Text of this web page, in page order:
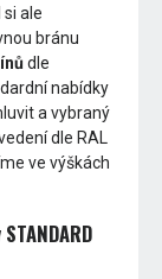
si ale
bránu
dle
nabídky
a vybraný
dle RAL
ve výškách